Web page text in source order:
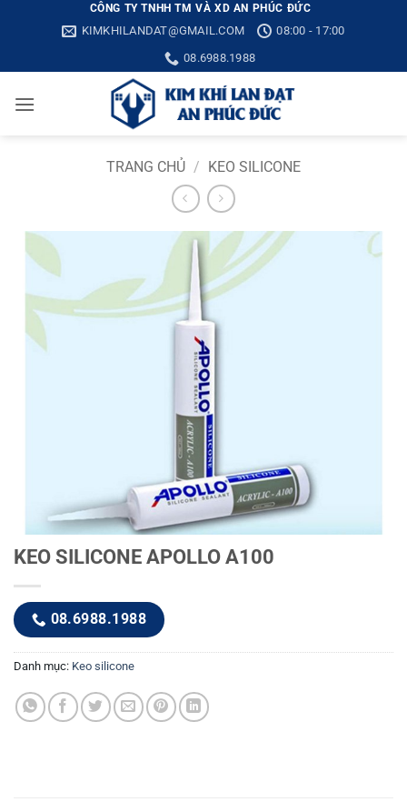
CÔNG TY TNHH TM VÀ XD AN PHÚC ĐỨC
KIMKHILANDAT@GMAIL.COM
08:00 - 17:00
08.6988.1988
TRANG CHỦ / KEO SILICONE
KEO SILICONE APOLLO A100
08.6988.1988
Danh mục: Keo silicone